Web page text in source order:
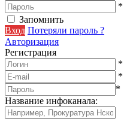
*
Запомнить
Вход Потеряли пароль ?
Авторизация
Регистрация
*
*
*
Название инфоканала: